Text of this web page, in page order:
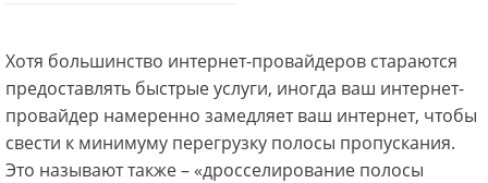
Хотя большинство интернет-провайдеров стараются
предоставлять быстрые услуги, иногда ваш интернет-
провайдер намеренно замедляет ваш интернет, чтобы
свести к минимуму перегрузку полосы пропускания.
Это называют также – «дросселирование полосы